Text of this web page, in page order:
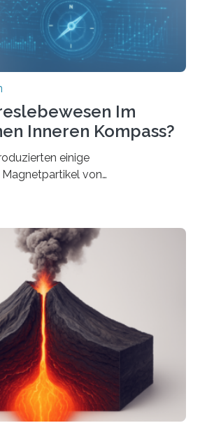
„Das…
Im
Inneren Kompass?
einige
von
sind. Nun ist es einem
dieser „Riesenmagnetfossilien” mit
an der Diamond-
Ihre Analyse zeigt, dass
Organismen ermöglicht haben
sowohl in der
der Intensität des Erdmagnetfelds
konnten sie sich verorten und
Vor einigen Jahren…